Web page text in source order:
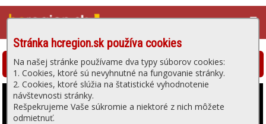
☰
Stránka hcregion.sk používa cookies
Na našej stránke používame dva typy súborov cookies:
1. Cookies, ktoré sú nevyhnutné na fungovanie stránky.
2. Cookies, ktoré slúžia na štatistické vyhodnotenie
návštevnosti stránky.
Rešpekrujeme Vaše súkromie a niektoré z nich môžete
odmietnuť.
Hlohovská televízia - prehrávanie videa